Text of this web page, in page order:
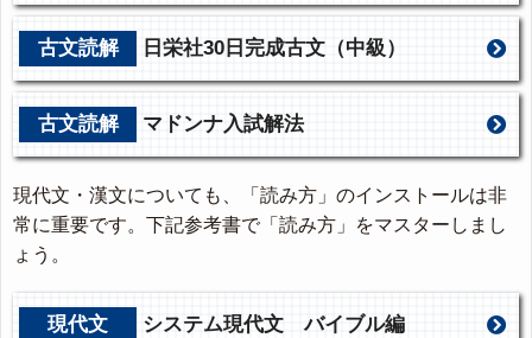
古文読解 日栄社30日完成古文（中級）
古文読解 マドンナ入試解法
現代文・漢文についても、「読み方」のインストールは非
常に重要です。下記参考書で「読み方」をマスターしまし
ょう。
現代文 システム現代文 バイブル編